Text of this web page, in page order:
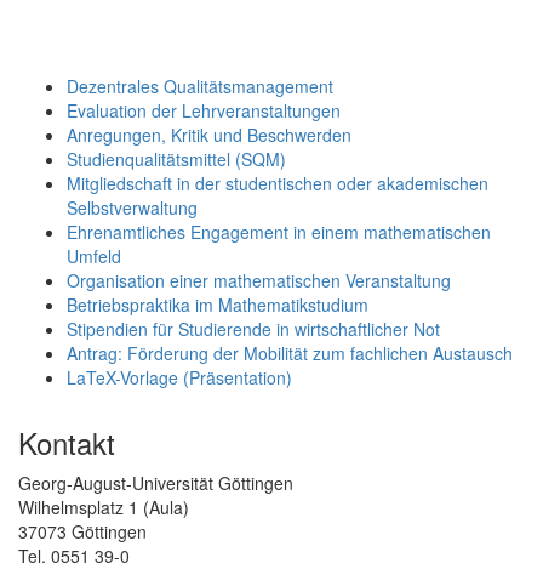
Dezentrales Qualitätsmanagement
Evaluation der Lehrveranstaltungen
Anregungen, Kritik und Beschwerden
Studienqualitätsmittel (SQM)
Mitgliedschaft in der studentischen oder akademischen
Selbstverwaltung
Ehrenamtliches Engagement in einem mathematischen
Umfeld
Organisation einer mathematischen Veranstaltung
Betriebspraktika im Mathematikstudium
Stipendien für Studierende in wirtschaftlicher Not
Antrag: Förderung der Mobilität zum fachlichen Austausch
LaTeX-Vorlage (Präsentation)
Kontakt
Georg-August-Universität Göttingen
Wilhelmsplatz 1 (Aula)
37073 Göttingen
Tel. 0551 39-0